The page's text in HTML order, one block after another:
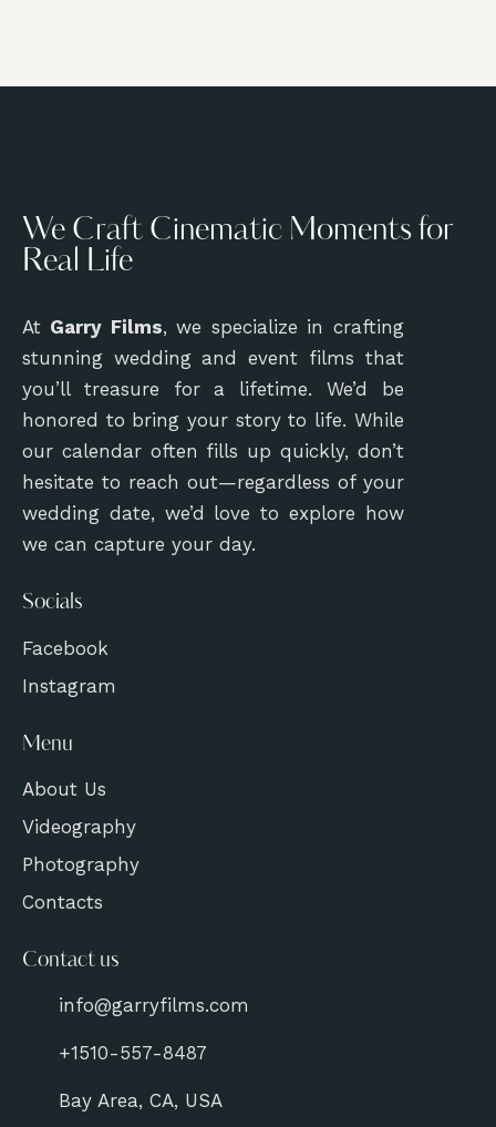
We Craft Cinematic Moments for
Real Life
At Garry Films, we specialize in crafting
stunning wedding and event films that
you’ll treasure for a lifetime. We’d be
honored to bring your story to life. While
our calendar often fills up quickly, don’t
hesitate to reach out—regardless of your
wedding date, we’d love to explore how
we can capture your day.
Socials
Facebook
Instagram
Menu
About Us
Videography
Photography
Contacts
Contact us
info@garryfilms.com
+1510-557-8487
Bay Area, CA, USA